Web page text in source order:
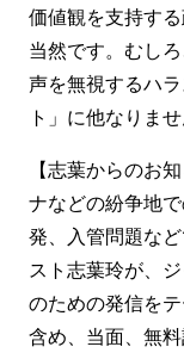
価値観を支持す
当然です。むし
声を無視するハ
ト」に他なりませ
【志葉からのお
ナなどの紛争地
発、入管問題な
スト志葉玲が、
のための発信を
含め、当面、無